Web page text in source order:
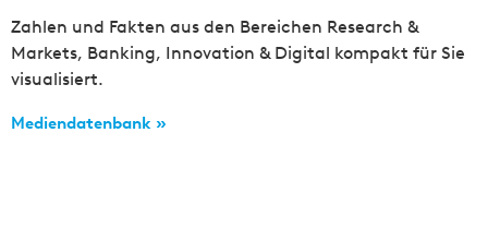
Zahlen und Fakten aus den Bereichen Research &
Markets, Banking, Innovation & Digital kompakt für Sie
visualisiert.
Mediendatenbank »